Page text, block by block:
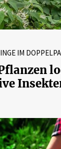
IM